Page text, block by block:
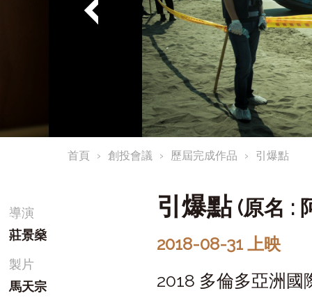
首頁 創投會議 歷屆完成作品 引爆點
導演
莊景燊
製片
馬天宗
引爆點(原名 :
2018-08-31 上映
2018 多倫多亞洲國